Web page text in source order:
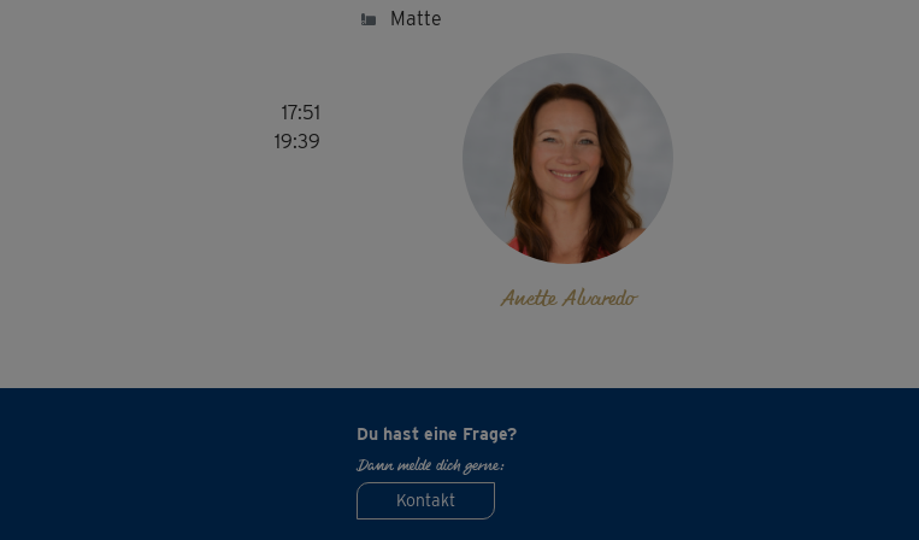
17:51
19:39
Matte
Anette Alvaredo
Du hast eine Frage?
Dann melde dich gerne:
Kontakt